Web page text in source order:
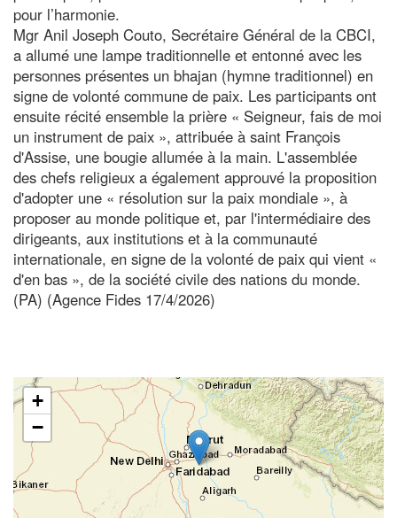
pour l’harmonie.
Mgr Anil Joseph Couto, Secrétaire Général de la CBCI,
a allumé une lampe traditionnelle et entonné avec les
personnes présentes un bhajan (hymne traditionnel) en
signe de volonté commune de paix. Les participants ont
ensuite récité ensemble la prière « Seigneur, fais de moi
un instrument de paix », attribuée à saint François
d'Assise, une bougie allumée à la main. L'assemblée
des chefs religieux a également approuvé la proposition
d'adopter une « résolution sur la paix mondiale », à
proposer au monde politique et, par l'intermédiaire des
dirigeants, aux institutions et à la communauté
internationale, en signe de la volonté de paix qui vient «
d'en bas », de la société civile des nations du monde.
(PA) (Agence Fides 17/4/2026)
+
−